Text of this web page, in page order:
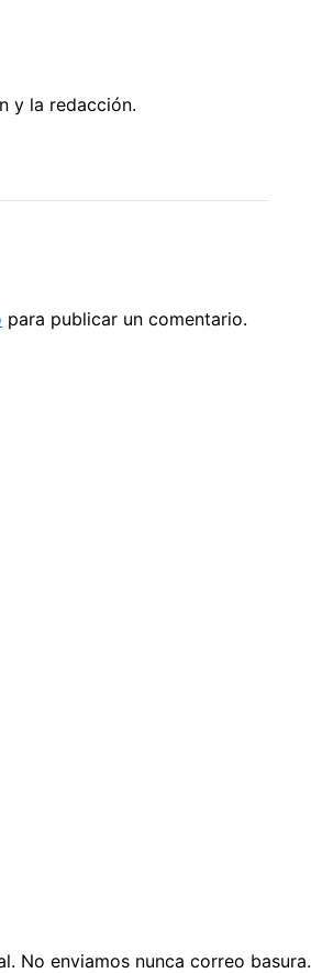
y la redacción.
para publicar un comentario.
No enviamos nunca correo basura.